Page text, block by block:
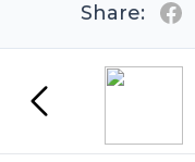
Share: